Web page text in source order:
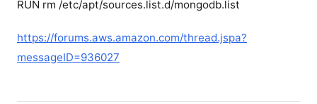
RUN rm /etc/apt/sources.list.d/mongodb.list
https://forums.aws.amazon.com/thread.jspa?
messageID=936027